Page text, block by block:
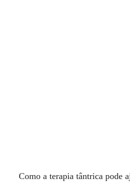
Como a terapia tântrica pode